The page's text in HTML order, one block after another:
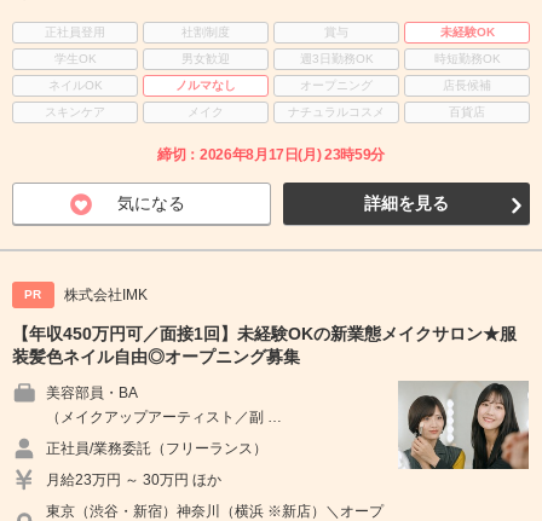
正社員登用 社割制度 賞与
未経験OK
学生OK
男女歓迎 週3日勤務OK
時短勤務OK
ネイルOK
ノルマなし オープニング
店長候補
スキンケア
メイク ナチュラルコスメ 百貨店
締切：2026年8月17日(月) 23時59分
気になる 詳細を見る
PR 株式会社IMK
【年収450万円可／面接1回】未経験OKの新業態メイクサロン★服
装髪色ネイル自由◎オープニング募集
美容部員・BA
（メイクアップアーティスト／副 …
正社員/業務委託（フリーランス）
月給23万円 ～ 30万円 ほか
東京（渋谷・新宿）神奈川（横浜 ※新店）＼オープ